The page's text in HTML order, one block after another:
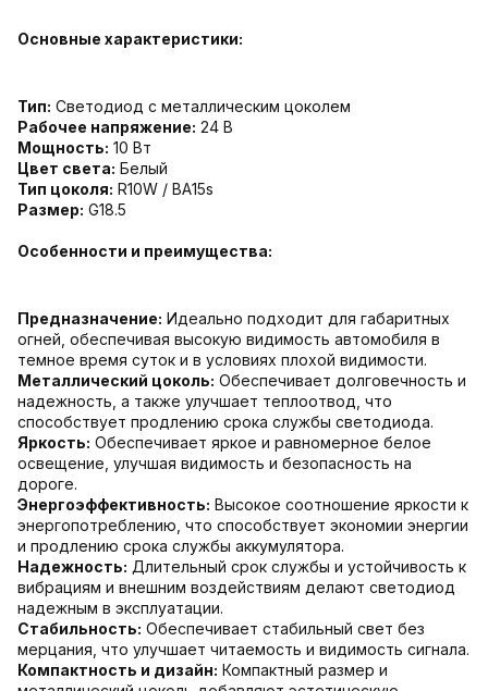
Основные характеристики:
Тип: Светодиод с металлическим цоколем
Рабочее напряжение: 24 В
Мощность: 10 Вт
Цвет света: Белый
Тип цоколя: R10W / ВА15s
Размер: G18.5
Особенности и преимущества:
Предназначение: Идеально подходит для габаритных
огней, обеспечивая высокую видимость автомобиля в
темное время суток и в условиях плохой видимости.
Металлический цоколь: Обеспечивает долговечность и
надежность, а также улучшает теплоотвод, что
способствует продлению срока службы светодиода.
Яркость: Обеспечивает яркое и равномерное белое
освещение, улучшая видимость и безопасность на
дороге.
Энергоэффективность: Высокое соотношение яркости к
энергопотреблению, что способствует экономии энергии
и продлению срока службы аккумулятора.
Надежность: Длительный срок службы и устойчивость к
вибрациям и внешним воздействиям делают светодиод
надежным в эксплуатации.
Стабильность: Обеспечивает стабильный свет без
мерцания, что улучшает читаемость и видимость сигнала.
Компактность и дизайн: Компактный размер и